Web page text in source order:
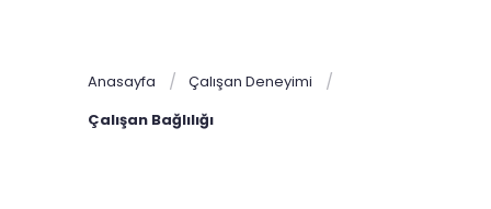
Anasayfa
Çalışan Deneyimi
Çalışan Bağlılığı